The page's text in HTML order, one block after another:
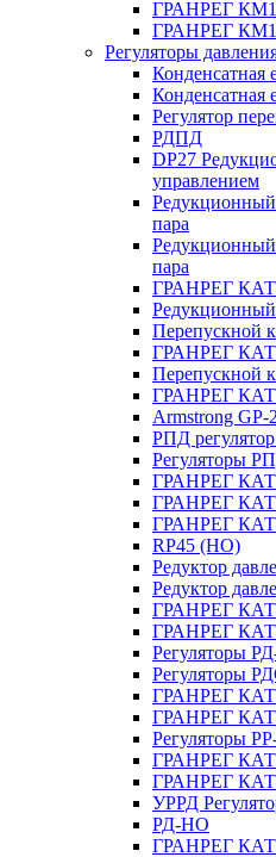
ГРАНРЕГ
ГРАНРЕГ
Регуляторы
Конденсатная
Конденсатная
Регулятор
РДПД
DP27
управлением
пара
пара
ГРАНРЕГ
Перепускной
ГРАНРЕГ
Перепускной
ГРАНРЕГ
Armstrong GP-
РПД
Регуляторы
ГРАНРЕГ
ГРАНРЕГ
ГРАНРЕГ
RP45 (НО)
Редуктор
Редуктор
ГРАНРЕГ
ГРАНРЕГ
Регуляторы
Регуляторы
ГРАНРЕГ
ГРАНРЕГ
Регуляторы
ГРАНРЕГ
ГРАНРЕГ
УРРД
РД-НО
ГРАНРЕГ